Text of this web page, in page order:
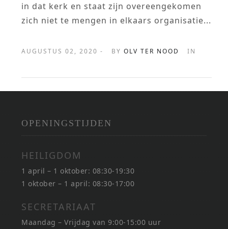
in dat kerk en staat zijn overeengekomen
zich niet te mengen in elkaars organisatie...
AUGUSTUS 02, 2020 - BYOLV TER NOOD IN
OPENINGSTIJDEN
HEILIGDOM
1 april – 1 oktober: 08:30-19:30
1 oktober – 1 april: 08:30-17:00
SECRETARIAAT
Maandag – Vrijdag van 9:00-15:00 uur